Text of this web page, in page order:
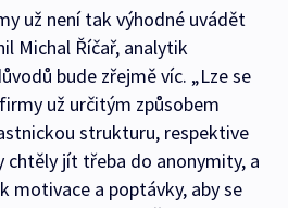
už není tak výhodné uvádět
Michal Říčař, analytik
bude zřejmě víc. „Lze se
už určitým způsobem
strukturu, respektive
chtěly jít třeba do anonymity, a
motivace a poptávky, aby se